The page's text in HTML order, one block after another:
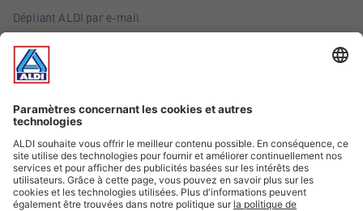
Dépliant ALDI par e-mail
Offres
Infos essentielles
Suivez ALDI Belgique